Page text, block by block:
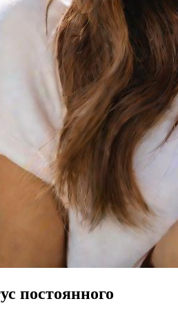
постоянного